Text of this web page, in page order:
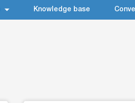
Knowledge base